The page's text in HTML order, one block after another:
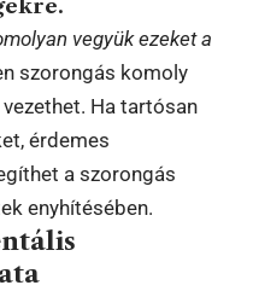
vegyük ezeket a
szorongás komoly
Ha tartósan
érdemes
a szorongás
enyhítésében.